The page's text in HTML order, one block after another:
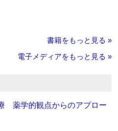
書籍をもっと見る »
電子メディアをもっと見る »
薬学的観点からのアプロー